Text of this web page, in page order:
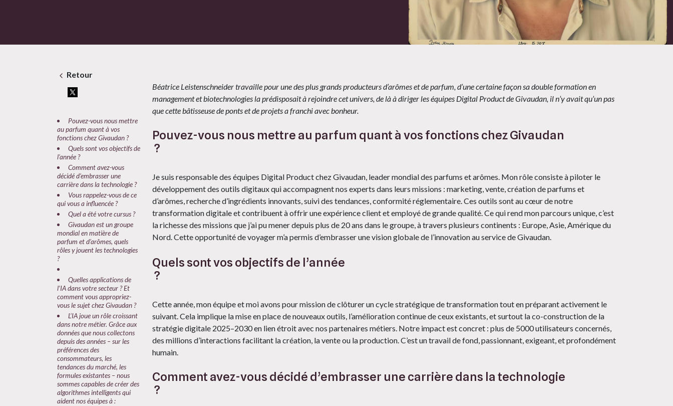
Retour
Pouvez-vous nous mettre
au parfum quant à vos
fonctions chez Givaudan ?
Quels sont vos objectifs de
l’année ?
Comment avez-vous
décidé d’embrasser une
carrière dans la technologie ?
Vous rappelez-vous de ce
qui vous a influencée ?
Quel a été votre cursus ?
Givaudan est un groupe
mondial en matière de
parfum et d’arômes, quels
rôles y jouent les technologies
?
Quelles applications de
l’IA dans votre secteur ? Et
comment vous appropriez-
vous le sujet chez Givaudan ?​
L’IA joue un rôle croissant
dans notre métier. Grâce aux
données que nous collectons
depuis des années – sur les
préférences des
consommateurs, les
tendances du marché, les
formules existantes – nous
sommes capables de créer des
algorithmes intelligents qui
aident nos équipes à :
Béatrice Leistenschneider travaille pour une des plus grands producteurs d’arômes et de parfum, d’une certaine façon sa double formation en
management et biotechnologies la prédisposait à rejoindre cet univers, de là à diriger les équipes Digital Product de Givaudan, il n’y avait qu’un pas
que cette bâtisseuse de ponts et de projets a franchi avec bonheur.
Pouvez-vous nous mettre au parfum quant à vos fonctions chez Givaudan
?
Je suis responsable des équipes Digital Product chez Givaudan, leader mondial des parfums et arômes. Mon rôle consiste à piloter le
développement des outils digitaux qui accompagnent nos experts dans leurs missions : marketing, vente, création de parfums et
d’arômes, recherche d’ingrédients innovants, suivi des tendances, conformité réglementaire. Ces outils sont au cœur de notre
transformation digitale et contribuent à offrir une expérience client et employé de grande qualité. Ce qui rend mon parcours unique, c’est
la richesse des missions que j’ai pu mener depuis plus de 20 ans dans le groupe, à travers plusieurs continents : Europe, Asie, Amérique du
Nord. Cette opportunité de voyager m’a permis d’embrasser une vision globale de l’innovation au service de Givaudan.
Quels sont vos objectifs de l’année
?
Cette année, mon équipe et moi avons pour mission de clôturer un cycle stratégique de transformation tout en préparant activement le
suivant. Cela implique la mise en place de nouveaux outils, l’amélioration continue de ceux existants, et surtout la co-construction de la
stratégie digitale 2025–2030 en lien étroit avec nos partenaires métiers. Notre impact est concret : plus de 5000 utilisateurs concernés,
des millions d’interactions facilitant la création, la vente ou la production. C’est un travail de fond, passionnant, exigeant, et profondément
humain.
Comment avez-vous décidé d’embrasser une carrière dans la technologie
?